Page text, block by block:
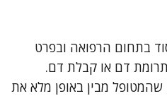
בתחום הרפואה ובפרט
דם או קבלת דם.
מבין באופן מלא את